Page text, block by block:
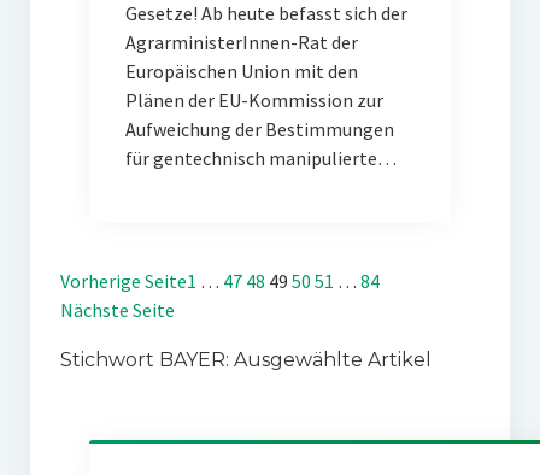
Gesetze! Ab heute befasst sich der
AgrarministerInnen-Rat der
Europäischen Union mit den
Plänen der EU-Kommission zur
Aufweichung der Bestimmungen
für gentechnisch manipulierte…
Vorherige Seite1 … 47 48 49 50 51 … 84
Nächste Seite
Stichwort BAYER: Ausgewählte Artikel